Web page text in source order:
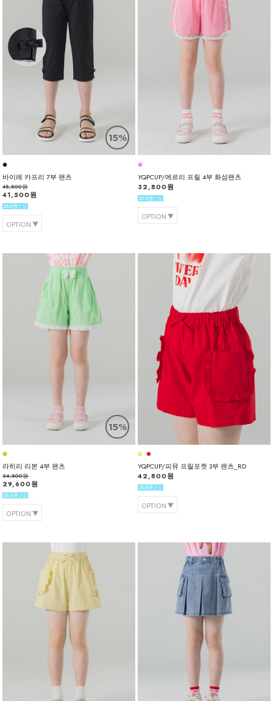
15%
바이레 카프리 7부 팬츠
48,800원
41,500원
OPTION
YQPCUP/에르리 프릴 4부 화섬팬츠
32,800원
OPTION
15%
라히리 리본 4부 팬츠
34,800원
29,600원
OPTION
YQPCUP/피뮤 프릴포켓 3부 팬츠_RD
42,800원
OPTION